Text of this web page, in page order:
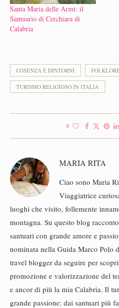
Santa Maria delle Armi: il
Santuario di Cerchiara di
Calabria
COSENZA E DINTORNI
TURISMO RELIGIOSO IN ITALIA
0
MARIA RITA
Ciao sono Maria
Viaggiatrice
luoghi che visito, follemente
montagna. Su questo blog
santuari con grande amore e
nominata nella Guida Marco Polo
travel blogger da seguire per
promozione e valorizzazione del
e ancor di più la mia Calabria. Il
grande passione: dai santuari più